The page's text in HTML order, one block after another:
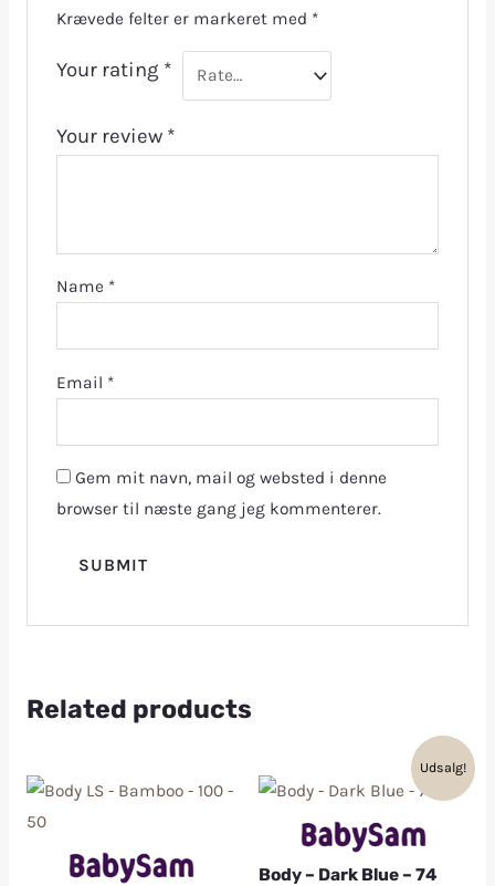
Krævede felter er markeret med *
Your rating *
Your review *
Name *
Email *
Gem mit navn, mail og websted i denne
browser til næste gang jeg kommenterer.
Related products
Udsalg!
Body – Dark Blue – 74